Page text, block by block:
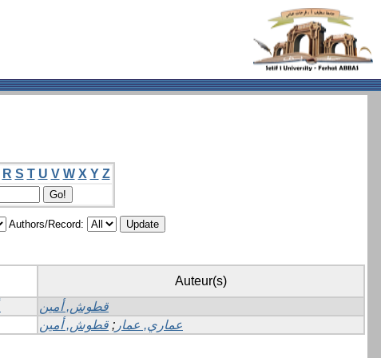
R S T U V W X Y Z
Authors/Record:
Auteur(s)
قطوش, أمين
عماري, عمار ; قطوش, أمين